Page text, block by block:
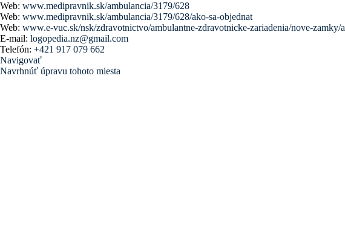
Web: www.medipravnik.sk/ambulancia/3179/628
Web: www.medipravnik.sk/ambulancia/3179/628/ako-sa-objednat
Web: www.e-vuc.sk/nsk/zdravotnictvo/ambulantne-zdravotnicke-zariadenia/nove-
E-mail: logopedia.nz@gmail.com
Telefón: +421 917 079 662
Navigovať
Navrhnúť úpravu tohoto miesta